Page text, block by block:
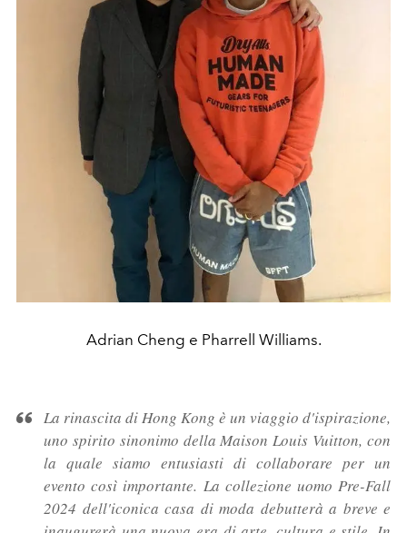
Adrian Cheng e Pharrell Williams.
La rinascita di Hong Kong è un viaggio d'ispirazione,
uno spirito sinonimo della Maison Louis Vuitton, con
la quale siamo entusiasti di collaborare per un
evento così importante. La collezione uomo Pre-Fall
2024 dell'iconica casa di moda debutterà a breve e